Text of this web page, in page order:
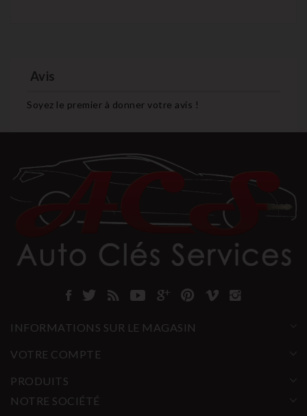
Avis
Soyez le premier à donner votre avis !
INFORMATIONS SUR LE MAGASIN
VOTRE COMPTE
PRODUITS
NOTRE SOCIÉTÉ